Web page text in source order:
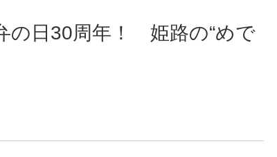
の日30周年！ 姫路の“めで